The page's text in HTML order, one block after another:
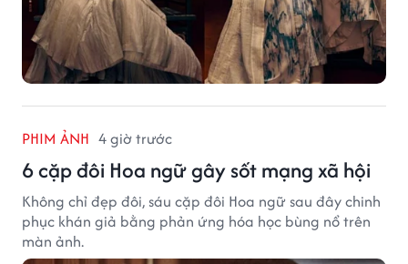
PHIM ẢNH 4 giờ trước
6 cặp đôi Hoa ngữ gây sốt mạng xã hội
Không chỉ đẹp đôi, sáu cặp đôi Hoa ngữ sau đây chinh
phục khán giả bằng phản ứng hóa học bùng nổ trên
màn ảnh.